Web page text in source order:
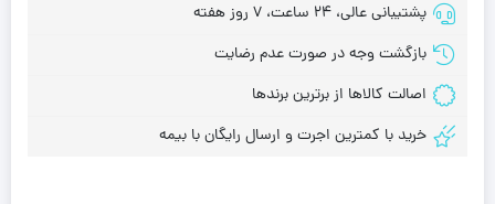
پشتیبانی عالی، 24 ساعت، 7 روز هفته
بازگشت وجه در صورت عدم رضایت
اصالت کالاها از برترین برندها
خرید با کمترین اجرت و ارسال رایگان با بیمه